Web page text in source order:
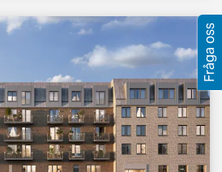
Fråga oss